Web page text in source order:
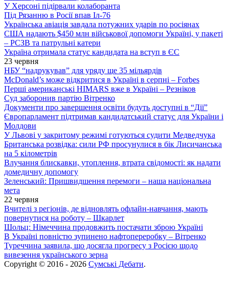
У Херсоні підірвали колаборанта
Під Рязанню в Росії впав Іл-76
Українська авіація завдала потужних ударів по росіянах
США надають $450 млн військової допомоги Україні, у пакеті
– РСЗВ та патрульні катери
Україна отримала статус кандидата на вступ в ЄС
23 червня
НБУ “надрукував” для уряду ще 35 мільярдів
McDonald’s може відкритися в Україні в серпні – Forbes
Перші американські HIMARS вже в Україні – Резніков
Суд заборонив партію Вітренко
Документи про завершення освіти будуть доступні в “Дії”
Європарламент підтримав кандидатський статус для України і
Молдови
У Львові у закритому режимі готуються судити Медведчука
Британська розвідка: сили РФ просунулися в бік Лисичанська
на 5 кілометрів
Влучання блискавки, утоплення, втрата свідомості: як надати
домедичну допомогу
Зеленський: Пришвидшення перемоги – наша національна
мета
22 червня
Вчителі з регіонів, де відновлять офлайн-навчання, мають
повернутися на роботу – Шкарлет
Шольц: Німеччина продовжить постачати зброю Україні
В Україні повністю зупинено нафтопереробку – Вітренко
Туреччина заявила, що досягла прогресу з Росією щодо
вивезення українського зерна
Copyright © 2016 - 2026 Сумські Дебати.